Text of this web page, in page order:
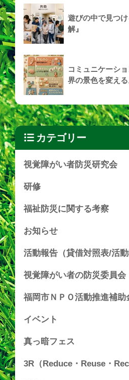
遊びの中で見つ
解』
コミュニケーシ
界の景色を変える
カテゴリー
視覚障がい者防災研究会
研修
福祉防災に関する考察
お知らせ
活動報告（貸借対照表/活動
視覚障がい者の防災委員会
福岡市ＮＰＯ活動推進補助
イベント
真っ暗フェス
3R（Reduce・Reuse・